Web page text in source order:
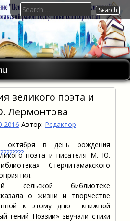
Search
for:
великого поэта и
Лермонтова
Автор: Редактор
октября в день рождения
поэта и писателя М. Ю.
Стерлитамакского
сельской библиотеке
о жизни и творчестве
к этому дню книжной
гений Поэзии» звучали стихи